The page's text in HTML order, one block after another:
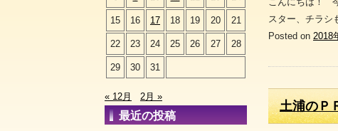
15 16 17 18 19 20 21
22 23 24 25 26 27 28
29 30 31
« 12月 2月 »
最近の投稿
スター、チラ
Posted on 2018
土浦のＰ